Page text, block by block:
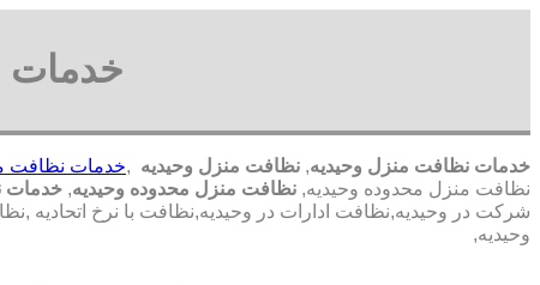
خدمات
خدمات نظافت منزل وحیدیه, نظافت منزل وحیدیه ,خدمات نظافت
نظافت منزل محدوده وحیدیه, نظافت منزل محدوده وحیدیه, خدمات
شرکت در وحیدیه,نظافت ادارات در وحیدیه,نظافت با نرخ
وحیدیه,